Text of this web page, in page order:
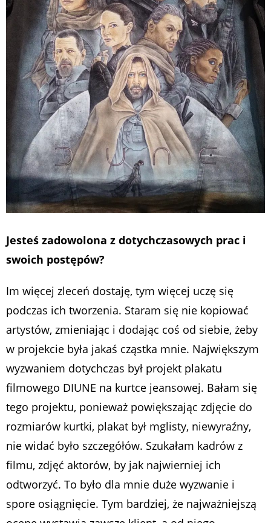
Jesteś zadowolona z dotychczasowych prac i
swoich postępów?
Im więcej zleceń dostaję, tym więcej uczę się
podczas ich tworzenia. Staram się nie kopiować
artystów, zmieniając i dodając coś od siebie, żeby
w projekcie była jakaś cząstka mnie. Największym
wyzwaniem dotychczas był projekt plakatu
filmowego DIUNE na kurtce jeansowej. Bałam się
tego projektu, ponieważ powiększając zdjęcie do
rozmiarów kurtki, plakat był mglisty, niewyraźny,
nie widać było szczegółów. Szukałam kadrów z
filmu, zdjęć aktorów, by jak najwierniej ich
odtworzyć. To było dla mnie duże wyzwanie i
spore osiągnięcie. Tym bardziej, że najważniejszą